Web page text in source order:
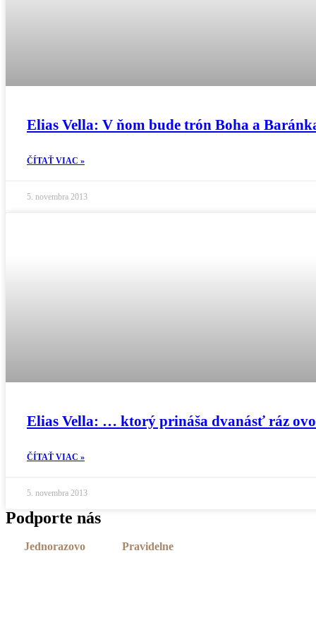
Elias Vella: V ňom bude trón Boha a
ČÍTAŤ VIAC »
5. novembra 2013
Elias Vella: … ktorý prináša dvanásť ráz
ČÍTAŤ VIAC »
5. novembra 2013
Podporte nás
Jednorazovo Pravidelne